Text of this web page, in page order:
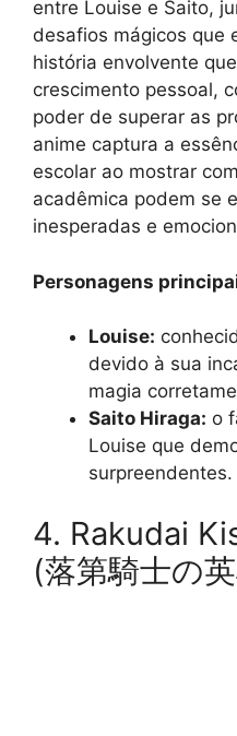
entre Louise e Saito,
desafios mágicos que
história envolvente
crescimento pessoal,
poder de superar as
anime captura a
escolar ao mostrar
acadêmica podem se
inesperadas e
Personagens
Louise:
devido à sua
magia
Saito Hiraga: o
Louise que
surpreendentes.
4. Rakudai
(落第騎士の